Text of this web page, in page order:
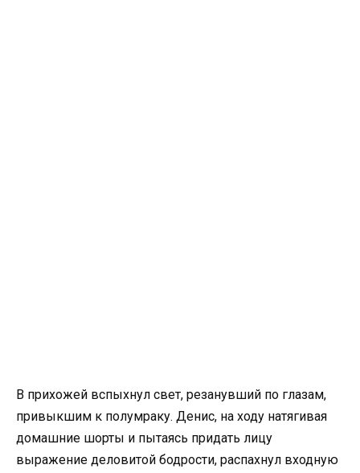
В прихожей вспыхнул свет, резанувший по глазам,
привыкшим к полумраку. Денис, на ходу натягивая
домашние шорты и пытаясь придать лицу
выражение деловитой бодрости, распахнул входную